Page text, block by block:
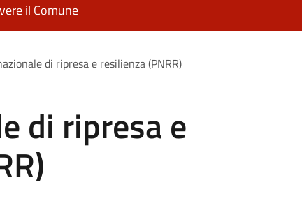
il Comune
di ripresa e resilienza (PNRR)
di ripresa e